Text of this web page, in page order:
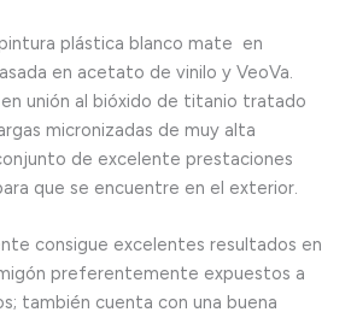
plástica blanco mate en
en acetato de vinilo y VeoVa.
unión al bióxido de titanio tratado
micronizadas de muy alta
de excelente prestaciones
que se encuentre en el exterior.
consigue excelentes resultados en
preferentemente expuestos a
también cuenta con una buena